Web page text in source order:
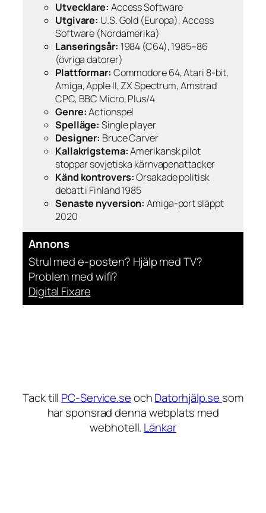
Utvecklare: Access Software
Utgivare: U.S. Gold (Europa), Access
Software (Nordamerika)
Lanseringsår: 1984 (C64), 1985–86
(övriga datorer)
Plattformar: Commodore 64, Atari 8-bit,
Amiga, Apple II, ZX Spectrum, Amstrad
CPC, BBC Micro, Plus/4
Genre:Actionspel
Spelläge: Single player
Designer: Bruce Carver
Kallakrigstema:Amerikansk pilot
stoppar sovjetiska kärnvapenattacker
Känd kontrovers:Orsakade politisk
debatt i Finland 1985
Senaste nyversion: Amiga-port släppt
2020
Annons
Strul med e-posten? Hjälp med TV?
Problem med wifi?
Digital Fixare
Tack till PC-Service.seochDatorhjälp.se som
har sponsrad denna webplats med
webhotell. Länkar